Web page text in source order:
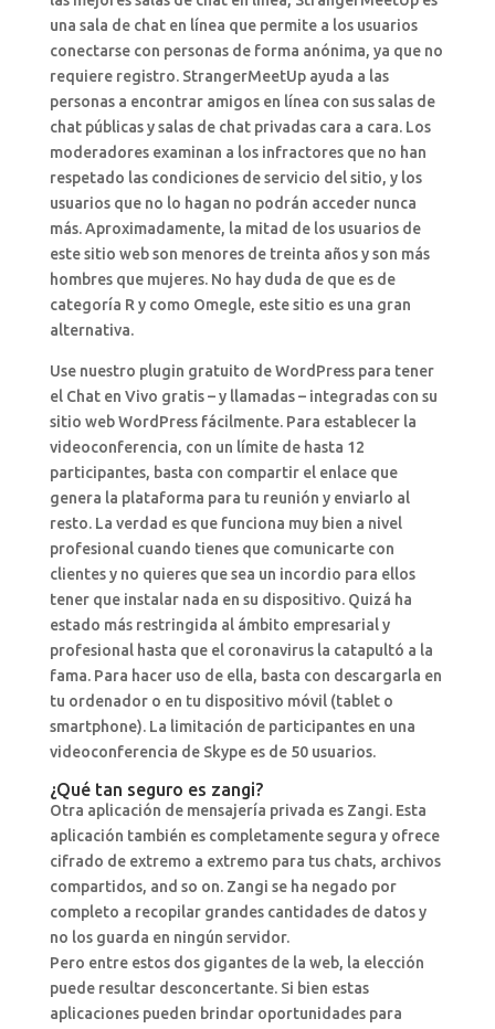
una sala de chat en línea que permite a los usuarios
conectarse con personas de forma anónima, ya que no
requiere registro. StrangerMeetUp ayuda a las
personas a encontrar amigos en línea con sus salas de
chat públicas y salas de chat privadas cara a cara. Los
moderadores examinan a los infractores que no han
respetado las condiciones de servicio del sitio, y los
usuarios que no lo hagan no podrán acceder nunca
más. Aproximadamente, la mitad de los usuarios de
este sitio web son menores de treinta años y son más
hombres que mujeres. No hay duda de que es de
categoría R y como Omegle, este sitio es una gran
alternativa.
Use nuestro plugin gratuito de WordPress para tener
el Chat en Vivo gratis – y llamadas – integradas con su
sitio web WordPress fácilmente. Para establecer la
videoconferencia, con un límite de hasta 12
participantes, basta con compartir el enlace que
genera la plataforma para tu reunión y enviarlo al
resto. La verdad es que funciona muy bien a nivel
profesional cuando tienes que comunicarte con
clientes y no quieres que sea un incordio para ellos
tener que instalar nada en su dispositivo. Quizá ha
estado más restringida al ámbito empresarial y
profesional hasta que el coronavirus la catapultó a la
fama. Para hacer uso de ella, basta con descargarla en
tu ordenador o en tu dispositivo móvil (tablet o
smartphone). La limitación de participantes en una
videoconferencia de Skype es de 50 usuarios.
¿Qué tan seguro es zangi?
Otra aplicación de mensajería privada es Zangi. Esta
aplicación también es completamente segura y ofrece
cifrado de extremo a extremo para tus chats, archivos
compartidos, and so on. Zangi se ha negado por
completo a recopilar grandes cantidades de datos y
no los guarda en ningún servidor.
Pero entre estos dos gigantes de la web, la elección
puede resultar desconcertante. Si bien estas
aplicaciones pueden brindar oportunidades para